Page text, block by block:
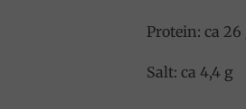
Protein: ca 26 g
Salt: ca 4,4 g